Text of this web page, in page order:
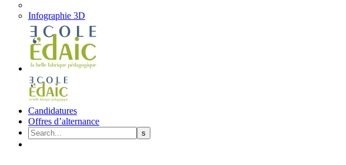
Infographie 3D
Candidatures
Offres d’alternance